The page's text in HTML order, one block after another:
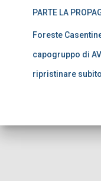
PARTE LA
Foreste
capogruppo di
ripristinare